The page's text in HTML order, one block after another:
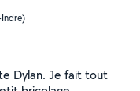
Dylan. Je fait tout